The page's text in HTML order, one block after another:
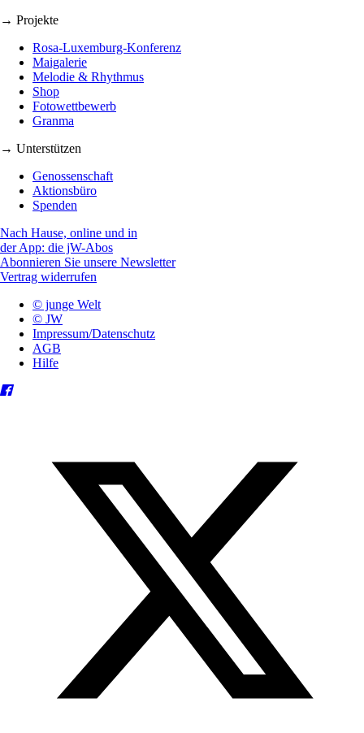
→ Projekte
Rosa-Luxemburg-Konferenz
Maigalerie
Melodie & Rhythmus
Shop
Fotowettbewerb
Granma
→ Unterstützen
Genossenschaft
Aktionsbüro
Spenden
Nach Hause, online und in
der App: die jW-Abos
Abonnieren Sie unsere Newsletter
Vertrag widerrufen
© junge Welt
© JW
Impressum/Datenschutz
AGB
Hilfe